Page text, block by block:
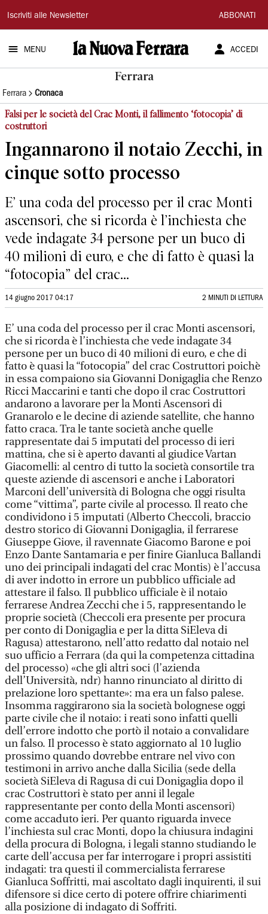
La
Nuova
Ferrara
Iscriviti alle Newsletter ABBONATI
MENU ACCEDI
Ferrara
Ferrara Cronaca
Falsi per le società del Crac Monti, il fallimento ‘fotocopia’ di
costruttori
Ingannarono il notaio Zecchi, in
cinque sotto processo
E’ una coda del processo per il crac Monti
ascensori, che si ricorda è l’inchiesta che
vede indagate 34 persone per un buco di
40 milioni di euro, e che di fatto è quasi la
“fotocopia” del crac...
14 giugno 2017 04:17 2 MINUTI DI LETTURA
E’ una coda del processo per il crac Monti ascensori,
che si ricorda è l’inchiesta che vede indagate 34
persone per un buco di 40 milioni di euro, e che di
fatto è quasi la “fotocopia” del crac Costruttori poichè
in essa compaiono sia Giovanni Donigaglia che Renzo
Ricci Maccarini e tanti che dopo il crac Costruttori
andarono a lavorare per la Monti Ascensori di
Granarolo e le decine di aziende satellite, che hanno
fatto craca. Tra le tante società anche quelle
rappresentate dai 5 imputati del processo di ieri
mattina, che si è aperto davanti al giudice Vartan
Giacomelli: al centro di tutto la società consortile tra
queste aziende di ascensori e anche i Laboratori
Marconi dell’università di Bologna che oggi risulta
come “vittima”, parte civile al processo. Il reato che
condividono i 5 imputati (Alberto Checcoli, braccio
destro storico di Giovanni Donigaglia, il ferrarese
Giuseppe Giove, il ravennate Giacomo Barone e poi
Enzo Dante Santamaria e per finire Gianluca Ballandi
uno dei principali indagati del crac Montis) è l’accusa
di aver indotto in errore un pubblico ufficiale ad
attestare il falso. Il pubblico ufficiale è il notaio
ferrarese Andrea Zecchi che i 5, rappresentando le
proprie società (Checcoli era presente per procura
per conto di Donigaglia e per la ditta SiEleva di
Ragusa) attestarono, nell’atto redatto dal notaio nel
suo ufficio a Ferrara (da qui la competenza cittadina
del processo) «che gli altri soci (l’azienda
dell’Università, ndr) hanno rinunciato al diritto di
prelazione loro spettante»: ma era un falso palese.
Insomma raggirarono sia la società bolognese oggi
parte civile che il notaio: i reati sono infatti quelli
dell’errore indotto che portò il notaio a convalidare
un falso. Il processo è stato aggiornato al 10 luglio
prossimo quando dovrebbe entrare nel vivo con
testimoni in arrivo anche dalla Sicilia (sede della
società SiEleva di Ragusa di cui Donigaglia dopo il
crac Costruttori è stato per anni il legale
rappresentante per conto della Monti ascensori)
come accaduto ieri. Per quanto riguarda invece
l’inchiesta sul crac Monti, dopo la chiusura indagini
della procura di Bologna, i legali stanno studiando le
carte dell’accusa per far interrogare i propri assistiti
indagati: tra questi il commercialista ferrarese
Gianluca Soffritti, mai ascoltato dagli inquirenti, il sui
difensore si dice certo di potere offrire chiarimenti
alla posizione di indagato di Soffriti.